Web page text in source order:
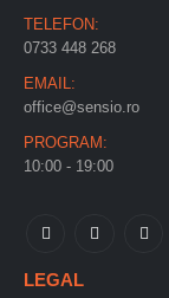
TELEFON:
0733 448 268
EMAIL:
office@sensio.ro
PROGRAM:
10:00 - 19:00
LEGAL